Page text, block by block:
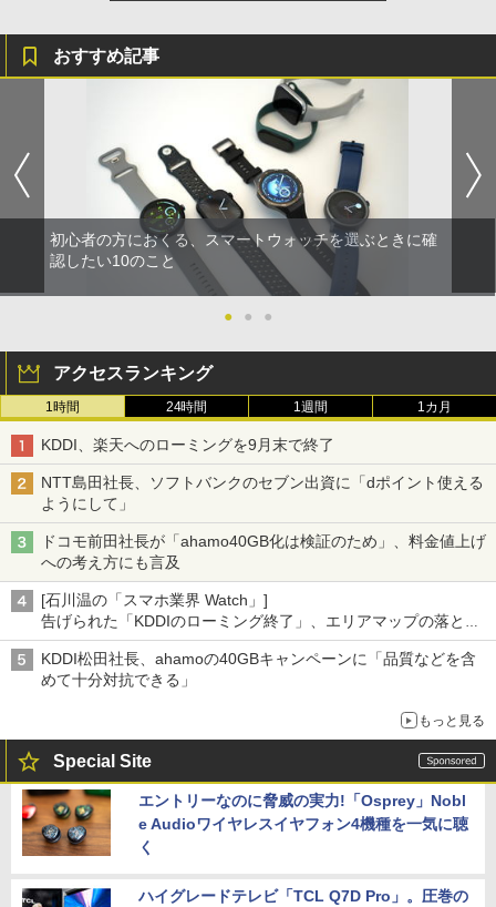
おすすめ記事
初心者の方におくる、スマートウォッチを選ぶときに確
認したい10のこと
● ● ●
アクセスランキング
1時間 24時間 1週間 1カ月
KDDI、楽天へのローミングを9月末で終了
NTT島田社長、ソフトバンクのセブン出資に「dポイント使える
ようにして」
ドコモ前田社長が「ahamo40GB化は検証のため」、料金値上げ
への考え方にも言及
[石川温の「スマホ業界 Watch」]
告げられた「KDDIのローミング終了」、エリアマップの落とし
穴と楽天モバイルの課題
KDDI松田社長、ahamoの40GBキャンペーンに「品質などを含
めて十分対抗できる」
もっと見る
Special Site
エントリーなのに脅威の実力!「Osprey」Nobl
e Audioワイヤレスイヤフォン4機種を一気に聴
く
ハイグレードテレビ「TCL Q7D Pro」。圧巻の